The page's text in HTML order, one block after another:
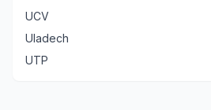
UCV
Uladech
UTP